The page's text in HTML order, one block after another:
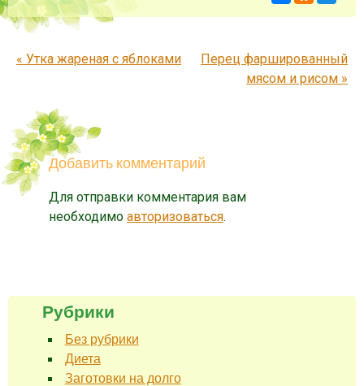
Запись навигация
« Утка жареная с яблоками
Перец фаршированный
мясом и рисом »
Добавить комментарий
Для отправки комментария вам
необходимо авторизоваться.
Рубрики
Без рубрики
Диета
Заготовки на долго